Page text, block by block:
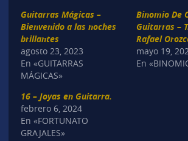
Guitarras Mágicas –
Bienvenido a las noches
brillantes
agosto 23, 2023
En «GUITARRAS
MÁGICAS»
Binomio De
Guitarras –
Rafael
mayo 19,
En
16 – Joyas en Guitarra.
febrero 6, 2024
En «FORTUNATO
GRAJALES»